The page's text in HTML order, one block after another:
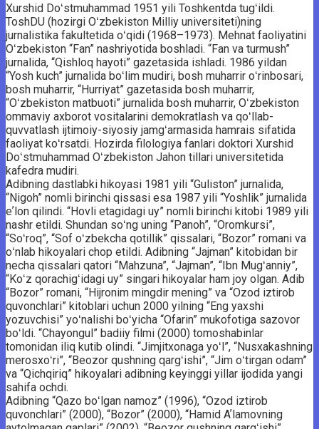
Xurshid Doʻstmuhammad 1951 yili Toshkentda tugʻildi.
ToshDU (hozirgi Oʻzbekiston Milliy universiteti)ning
jurnalistika fakultetida oʻqidi (1968–1973). Mehnat faoliyatini
Oʻzbekiston “Fan” nashriyotida boshladi. “Fan va turmush”
jurnalida, “Qishloq hayoti” gazetasida ishladi. 1986 yildan
“Yosh kuch” jurnalida boʻlim mudiri, bosh muharrir oʻrinbosari,
bosh muharrir, “Hurriyat” gazetasida bosh muharrir,
“Oʻzbekiston matbuoti” jurnalida bosh muharrir, Oʻzbekiston
ommaviy axborot vositalarini demokratlash va qoʻllab-
quvvatlash ijtimoiy-siyosiy jamgʻarmasida hamrais sifatida
faoliyat koʻrsatdi. Hozirda filologiya fanlari doktori Xurshid
Doʻstmuhammad Oʻzbekiston Jahon tillari universitetida
kafedra mudiri.
Adibning dastlabki hikoyasi 1981 yili “Guliston” jurnalida,
“Nigoh” nomli birinchi qissasi esa 1987 yili “Yoshlik” jurnalida
eʼlon qilindi. “Hovli etagidagi uy” nomli birinchi kitobi 1989 yili
nashr etildi. Shundan soʻng uning “Panoh”, “Oromkursi”,
“Soʻroq”, “Sof oʻzbekcha qotillik” qissalari, “Bozor” romani va
oʻnlab hikoyalari chop etildi. Adibning “Jajman” kitobidan bir
necha qissalari qatori “Mahzuna”, “Jajman”, “Ibn Mugʻanniy”,
“Koʻz qorachigʻidagi uy” singari hikoyalar ham joy olgan. Adib
“Bozor” romani, “Hijronim mingdir mening” va “Ozod iztirob
quvonchlari” kitoblari uchun 2000 yilning “Eng yaxshi
yozuvchisi” yoʻnalishi boʻyicha “Ofarin” mukofotiga sazovor
boʻldi. “Chayongul” badiiy filmi (2000) tomoshabinlar
tomonidan iliq kutib olindi. “Jimjitxonaga yoʻl”, “Nusxakashning
merosxoʻri”, “Beozor qushning qargʻishi”, “Jim oʻtirgan odam”
va “Qichqiriq” hikoyalari adibning keyinggi yillar ijodida yangi
sahifa ochdi.
Adibning “Qazo boʻlgan namoz” (1996), “Ozod iztirob
quvonchlari” (2000), “Bozor” (2000), “Hamid Aʼlamovning